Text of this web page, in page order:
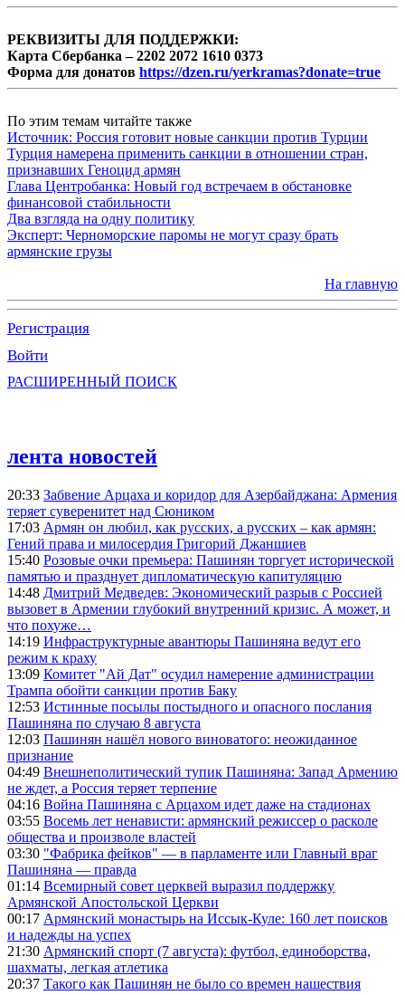
РЕКВИЗИТЫ ДЛЯ ПОДДЕРЖКИ:
Карта Сбербанка – 2202 2072 1610 0373
Форма для донатов https://dzen.ru/yerkramas?donate=true
По этим темам читайте также
Источник: Россия готовит новые санкции против Турции
Турция намерена применить санкции в отношении стран,
признавших Геноцид армян
Глава Центробанка: Новый год встречаем в обстановке
финансовой стабильности
Два взгляда на одну политику
Эксперт: Черноморские паромы не могут сразу брать
армянские грузы
На главную
Регистрация
Войти
РАСШИРЕННЫЙ ПОИСК
лента новостей
20:33 Забвение Арцаха и коридор для Азербайджана: Армения
теряет суверенитет над Сюником
17:03 Армян он любил, как русских, а русских – как армян:
Гений права и милосердия Григорий Джаншиев
15:40 Розовые очки премьера: Пашинян торгует исторической
памятью и празднует дипломатическую капитуляцию
14:48 Дмитрий Медведев: Экономический разрыв с Россией
вызовет в Армении глубокий внутренний кризис. А может, и
что похуже…
14:19 Инфраструктурные авантюры Пашиняна ведут его
режим к краху
13:09 Комитет "Ай Дат" осудил намерение администрации
Трампа обойти санкции против Баку
12:53 Истинные посылы постыдного и опасного послания
Пашиняна по случаю 8 августа
12:03 Пашинян нашёл нового виноватого: неожиданное
признание
04:49 Внешнеполитический тупик Пашиняна: Запад Армению
не ждет, а Россия теряет терпение
04:16 Война Пашиняна с Арцахом идет даже на стадионах
03:55 Восемь лет ненависти: армянский режиссер о расколе
общества и произволе властей
03:30 "Фабрика фейков" — в парламенте или Главный враг
Пашиняна — правда
01:14 Всемирный совет церквей выразил поддержку
Армянской Апостольской Церкви
00:17 Армянский монастырь на Иссык-Куле: 160 лет поисков
и надежды на успех
21:30 Армянский спорт (7 августа): футбол, единоборства,
шахматы, легкая атлетика
20:37 Такого как Пашинян не было со времен нашествия